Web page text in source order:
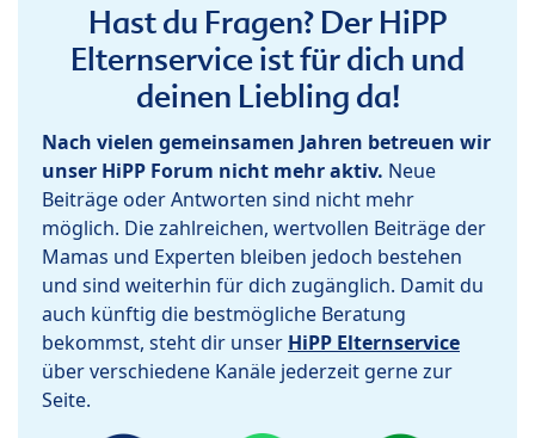
Hast du Fragen? Der HiPP
Elternservice ist für dich und
deinen Liebling da!
Nach vielen gemeinsamen Jahren betreuen wir
unser HiPP Forum nicht mehr aktiv. Neue
Beiträge oder Antworten sind nicht mehr
möglich. Die zahlreichen, wertvollen Beiträge der
Mamas und Experten bleiben jedoch bestehen
und sind weiterhin für dich zugänglich. Damit du
auch künftig die bestmögliche Beratung
bekommst, steht dir unser HiPP Elternservice
über verschiedene Kanäle jederzeit gerne zur
Seite.